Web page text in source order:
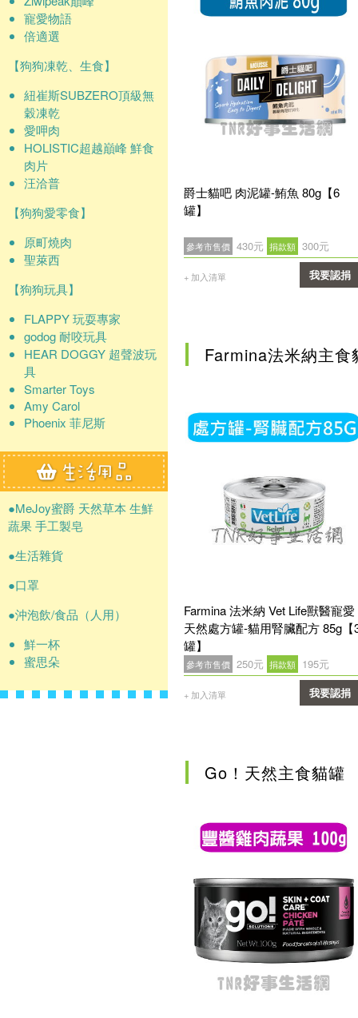
寵愛物語
倍適選
【狗狗凍乾、生食】
紐崔斯SUBZERO頂級無
穀凍乾
愛呷肉
HOLISTIC超越巔峰 鮮食
肉片
汪洽普
【狗狗愛零食】
原町燒肉
聖萊西
【狗狗玩具】
FLAPPY 玩耍專家
godog 耐咬玩具
HEAR DOGGY 超聲波玩
具
Smarter Toys
Amy Carol
Phoenix 菲尼斯
●MeJoy蜜爵 天然草本 生鮮
蔬果 手工製皂
●生活雜貨
●口罩
●沖泡飲/食品（人用）
鮮一杯
蜜思朵
爵士貓吧 肉泥罐-鮪魚 80g【6
罐】
參考市售價 430元 捐款額 300元
+ 加入清單 我要認捐
Farmina法米納主食
Farmina 法米納 Vet Life獸醫寵愛
天然處方罐-貓用腎臟配方 85g【
罐】
參考市售價 250元 捐款額 195元
+ 加入清單 我要認捐
Go！天然主食貓罐